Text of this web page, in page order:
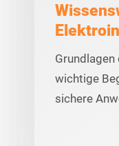
wichtige
sichere